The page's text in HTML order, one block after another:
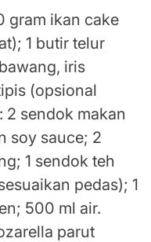
gram ikan cake
1 butir telur
iris
(opsional
sendok makan
soy sauce; 2
1 sendok teh
pedas); 1
500 ml air.
parut